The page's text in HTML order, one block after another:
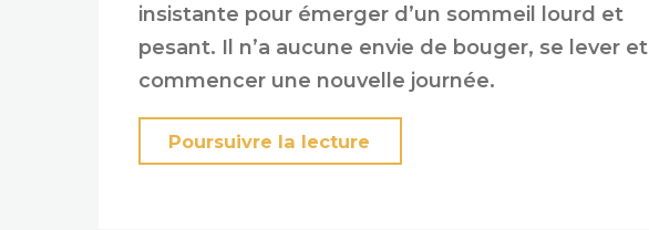
insistante pour émerger d’un sommeil lourd et
pesant. Il n’a aucune envie de bouger, se lever et
commencer une nouvelle journée.
Poursuivre la lecture